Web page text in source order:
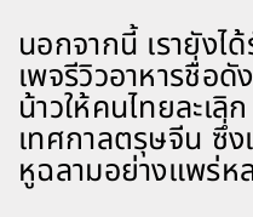
นอกจากนี้ เรายังไ
เพจรีวิวอาหารชื่อ
น้าวให้คนไทยละเลิ
เทศกาลตรุษจีน ซึ่
หูฉลามอย่างแพร่ห